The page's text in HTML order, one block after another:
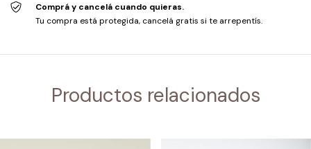
Comprá y cancelá cuando quieras.
Tu compra está protegida, cancelá gratis si te arrepentís.
Productos relacionados